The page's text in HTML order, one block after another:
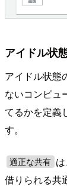
アイドル状
アイドル状態
ないコンピュ
てるかを定義
す。
適正な共有
借りられる共